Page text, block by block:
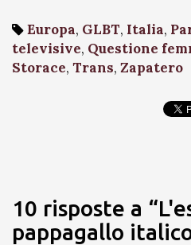
Europa, GLBT, Italia,
televisive, Questione
Storace, Trans, Zapatero
10 risposte a
pappagallo